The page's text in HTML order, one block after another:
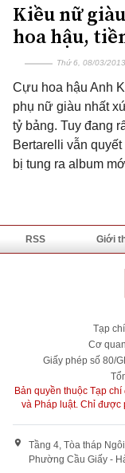
Kiều nữ
hoa hậu,
Thứ 6, 08/03/
Cựu hoa hậu Anh
phụ nữ giàu nhất
tỷ bảng. Tuy đang
Bertarelli vẫn
bị tung ra album
RSS Giới
Tạp
Cơ
Giấy phép số 80/
Bản quyền thuộc Tạp
và Pháp luật. Chỉ được
Tầng 4, Tòa tháp
Phường Cầu Giấy -